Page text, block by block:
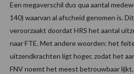
Een megaverschil dus qua aantal
140) waarvan al afscheid genomen is.
veroorzaakt doordat HRS het aantal
naar FTE. Met andere woorden: het
uitzendkrachten ligt hoger, zodat het
FNV noemt het meest betrouwbaar lijkt.